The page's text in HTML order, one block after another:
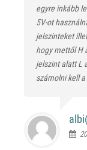
egyre inkább
5V-ot
jelszinteket
hogy mettől H
jelszint alatt L
számolni kell